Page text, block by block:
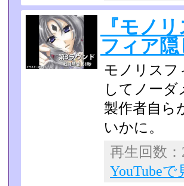
『モノ
フィア
モノリスフ
してノー
製作者自ら
いかに。
再生回数
YouTubeで